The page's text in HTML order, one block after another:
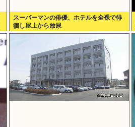
スーパーマンの俳優、ホテルを全裸で徘
徊し屋上から放尿